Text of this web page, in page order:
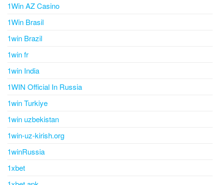
1Win AZ Casino
1Win Brasil
1win Brazil
1win fr
1win India
1WIN Official In Russia
1win Turkiye
1win uzbekistan
1win-uz-kirish.org
1winRussia
1xbet